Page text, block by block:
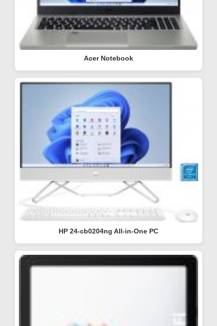
Acer Notebook
HP 24-cb0204ng All-in-One PC